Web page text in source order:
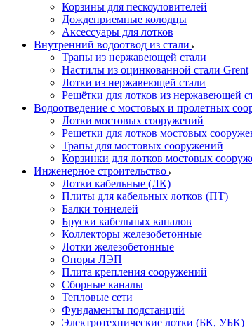
Корзины для пескоуловителей
Дождеприемные колодцы
Аксессуары для лотков
Внутренний водоотвод из стали
Трапы из нержавеющей стали
Настилы из оцинкованной стали Grent
Лотки из нержавеющей стали
Решётки для лотков из нержавеющей
Водоотведение с мостовых и пролетных
Лотки мостовых сооружений
Решетки для лотков мостовых
Трапы для мостовых сооружений
Корзинки для лотков мостовых
Инженерное строительство
Лотки кабельные (ЛК)
Плиты для кабельных лотков (ПТ)
Балки тоннелей
Бруски кабельных каналов
Коллекторы железобетонные
Лотки железобетонные
Опоры ЛЭП
Плита крепления сооружений
Сборные каналы
Тепловые сети
Фундаменты подстанций
Электротехнические лотки (БК, УБК)